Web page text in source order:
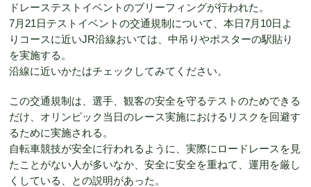
ドレーステストイベントのブリーフィングが行われた。
7月21日テストイベントの交通規制について、本日7月10日よ
りコースに近いJR沿線おいては、中吊りやポスターの駅貼り
を実施する。
沿線に近いかたはチェックしてみてください。
この交通規制は、選手、観客の安全を守るテストのためできる
だけ、オリンピック当日のレース実施におけるリスクを回避す
るために実施される。
自転車競技が安全に行われるように、実際にロードレースを見
たことがない人が多いなか、安全に安全を重ねて、運用を厳し
くしている、との説明があった。